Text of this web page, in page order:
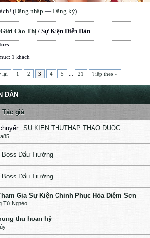
(Đăng nhập — Đăng ký)
Cáo Thị / Sự Kiện Diễn Đàn
1 khách
lại 1 2 3 4 5 21 Tiếp theo »
ĐÀN
Tác giả
SU KIEN THUTHAP THAO DUOC
Boss Đấu Trường
- 0 của 5 cấp độ
123 45
Boss Đấu Trường
- 0 của 5 cấp độ
123 45
Gia Sự Kiện Chinh Phục Hỏa Diệm Sơn
Tử Nghèo
- 0 của 5 cấp độ
12345
thu hoan hỷ
- 0 của 5 cấp độ
12 345